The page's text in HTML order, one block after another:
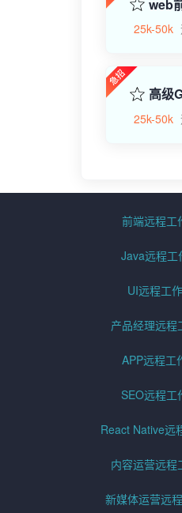
web
25k-50k
高级
25k-50k
前端远程工
Java远程工
UI远程工
产品经理远程
APP远程工
SEO远程工
React Native远
内容运营远程
新媒体运营远